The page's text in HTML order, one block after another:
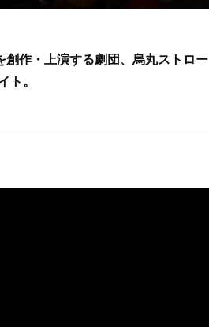
作・上演する劇団、烏丸ストロー
。